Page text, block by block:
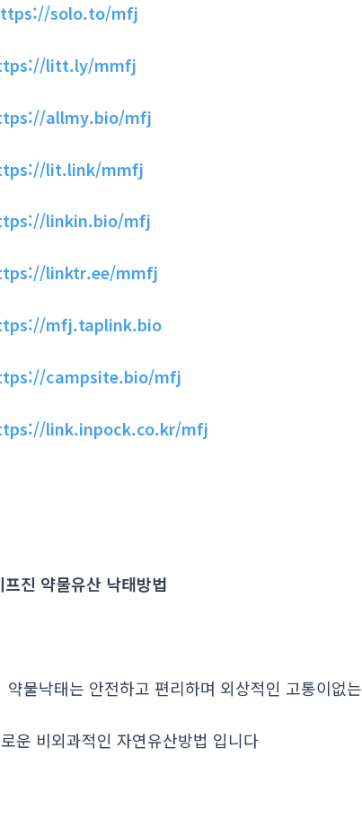
solo.to/mfj
litt.ly/mmfj
allmy.bio/mfj
lit.link/mmfj
linkin.bio/mfj
linktr.ee/mmfj
mfj.taplink.bio
campsite.bio/mfj
link.inpock.co.kr/mfj
진 약물유산 낙태방법
물낙태는 안전하고 편리하며 외상적인 고통이없는
운 비외과적인 자연유산방법 입니다